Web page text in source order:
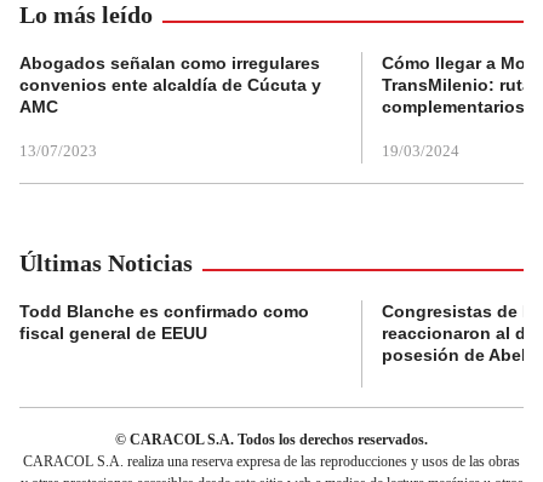
Lo más leído
Abogados señalan como irregulares
convenios ente alcaldía de Cúcuta y
AMC
13/07/2023
Cómo llegar a
TransMilenio:
complementarios
19/03/2024
Últimas Noticias
Todd Blanche es confirmado como
fiscal general de EEUU
Congresistas de
reaccionaron al
posesión de
© CARACOL S.A. Todos los derechos reservados.
CARACOL S.A. realiza una reserva expresa de las reproducciones y usos de las obras